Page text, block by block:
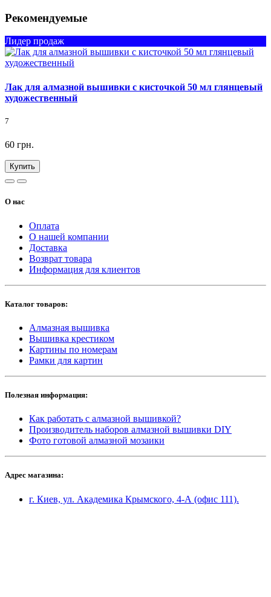
Рекомендуемые
Лидер продаж
Лак для алмазной вышивки с кисточкой 50 мл глянцевый
художественный
7
60 грн.
Купить
О нас
Оплата
О нашей компании
Доставка
Возврат товара
Информация для клиентов
Каталог товаров:
Алмазная вышивка
Вышивка крестиком
Картины по номерам
Рамки для картин
Полезная информация:
Как работать с алмазной вышивкой?
Производитель наборов алмазной вышивки DIY
Фото готовой алмазной мозаики
Адрес магазина:
г. Киев, ул. Академика Крымского, 4-А (офис 111).